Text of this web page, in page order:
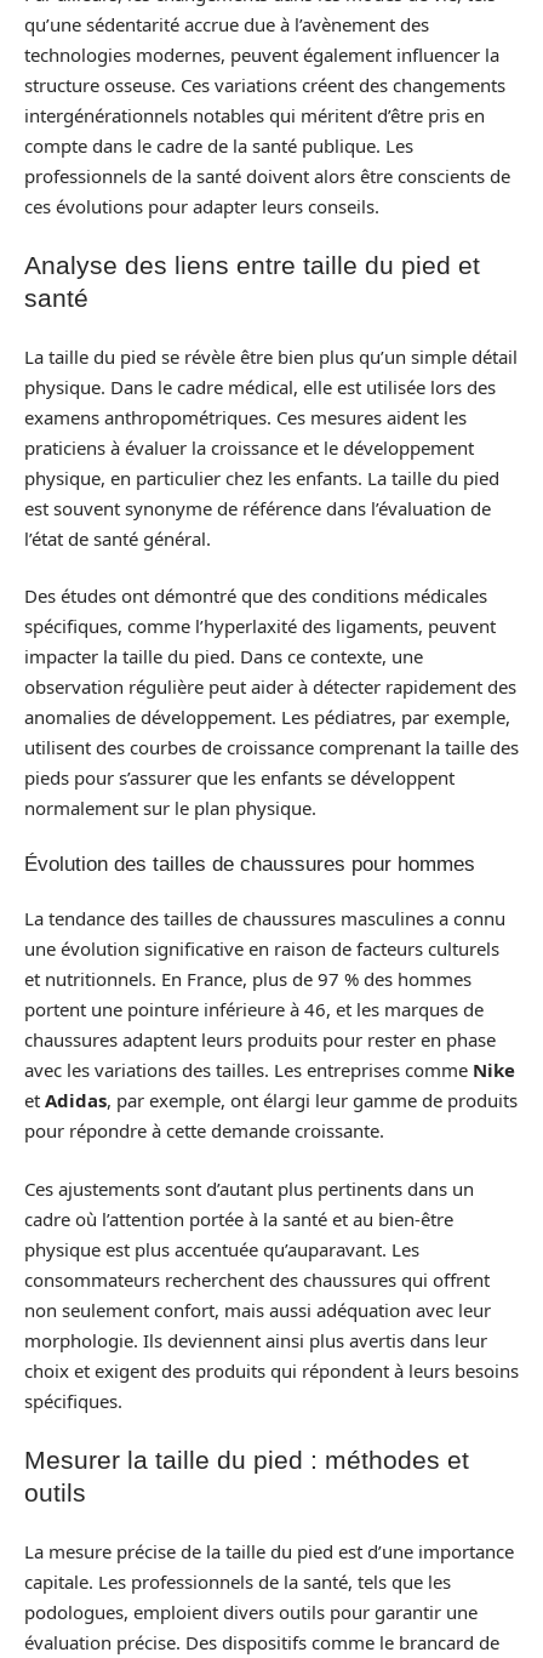
qu’une sédentarité accrue due à l’avènement des
technologies modernes, peuvent également influencer la
structure osseuse. Ces variations créent des changements
intergénérationnels notables qui méritent d’être pris en
compte dans le cadre de la santé publique. Les
professionnels de la santé doivent alors être conscients de
ces évolutions pour adapter leurs conseils.
Analyse des liens entre taille du pied et
santé
La taille du pied se révèle être bien plus qu’un simple détail
physique. Dans le cadre médical, elle est utilisée lors des
examens anthropométriques. Ces mesures aident les
praticiens à évaluer la croissance et le développement
physique, en particulier chez les enfants. La taille du pied
est souvent synonyme de référence dans l’évaluation de
l’état de santé général.
Des études ont démontré que des conditions médicales
spécifiques, comme l’hyperlaxité des ligaments, peuvent
impacter la taille du pied. Dans ce contexte, une
observation régulière peut aider à détecter rapidement des
anomalies de développement. Les pédiatres, par exemple,
utilisent des courbes de croissance comprenant la taille des
pieds pour s’assurer que les enfants se développent
normalement sur le plan physique.
Évolution des tailles de chaussures pour hommes
La tendance des tailles de chaussures masculines a connu
une évolution significative en raison de facteurs culturels
et nutritionnels. En France, plus de 97 % des hommes
portent une pointure inférieure à 46, et les marques de
chaussures adaptent leurs produits pour rester en phase
avec les variations des tailles. Les entreprises comme Nike
et Adidas, par exemple, ont élargi leur gamme de produits
pour répondre à cette demande croissante.
Ces ajustements sont d’autant plus pertinents dans un
cadre où l’attention portée à la santé et au bien-être
physique est plus accentuée qu’auparavant. Les
consommateurs recherchent des chaussures qui offrent
non seulement confort, mais aussi adéquation avec leur
morphologie. Ils deviennent ainsi plus avertis dans leur
choix et exigent des produits qui répondent à leurs besoins
spécifiques.
Mesurer la taille du pied : méthodes et
outils
La mesure précise de la taille du pied est d’une importance
capitale. Les professionnels de la santé, tels que les
podologues, emploient divers outils pour garantir une
évaluation précise. Des dispositifs comme le brancard de